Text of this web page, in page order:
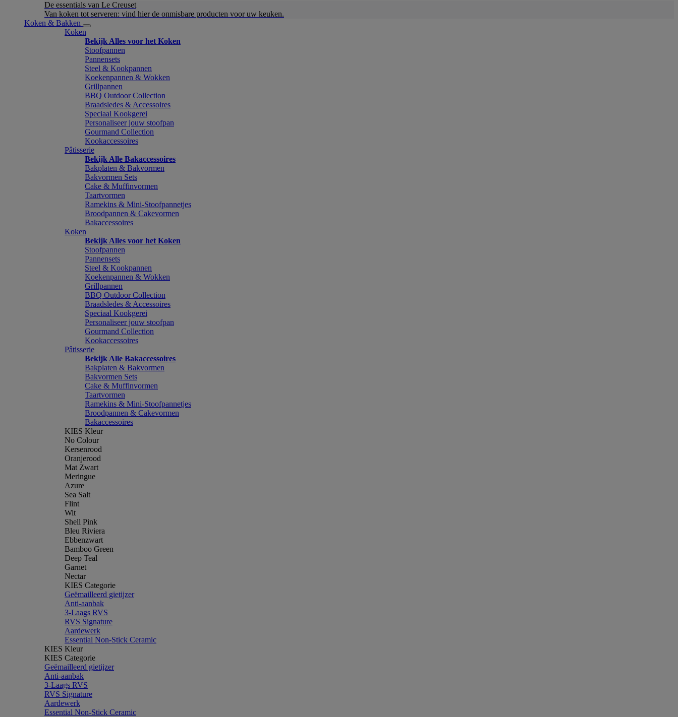
De essentials van Le Creuset
Van koken tot serveren: vind hier de onmisbare producten voor uw keuken.
Koken & Bakken
Koken
Bekijk Alles voor het Koken
Stoofpannen
Pannensets
Steel & Kookpannen
Koekenpannen & Wokken
Grillpannen
BBQ Outdoor Collection
Braadsledes & Accessoires
Speciaal Kookgerei
Personaliseer jouw stoofpan
Gourmand Collection
Kookaccessoires
Pâtisserie
Bekijk Alle Bakaccessoires
Bakplaten & Bakvormen
Bakvormen Sets
Cake & Muffinvormen
Taartvormen
Ramekins & Mini-Stoofpannetjes
Broodpannen & Cakevormen
Bakaccessoires
Koken
Bekijk Alles voor het Koken
Stoofpannen
Pannensets
Steel & Kookpannen
Koekenpannen & Wokken
Grillpannen
BBQ Outdoor Collection
Braadsledes & Accessoires
Speciaal Kookgerei
Personaliseer jouw stoofpan
Gourmand Collection
Kookaccessoires
Pâtisserie
Bekijk Alle Bakaccessoires
Bakplaten & Bakvormen
Bakvormen Sets
Cake & Muffinvormen
Taartvormen
Ramekins & Mini-Stoofpannetjes
Broodpannen & Cakevormen
Bakaccessoires
KIES Kleur
No Colour
Kersenrood
Oranjerood
Mat Zwart
Meringue
Azure
Sea Salt
Flint
Wit
Shell Pink
Bleu Riviera
Ebbenzwart
Bamboo Green
Deep Teal
Garnet
Nectar
KIES Categorie
Geëmailleerd gietijzer
Anti-aanbak
3-Laags RVS
RVS Signature
Aardewerk
Essential Non-Stick Ceramic
KIES Kleur
KIES Categorie
Geëmailleerd gietijzer
Anti-aanbak
3-Laags RVS
RVS Signature
Aardewerk
Essential Non-Stick Ceramic